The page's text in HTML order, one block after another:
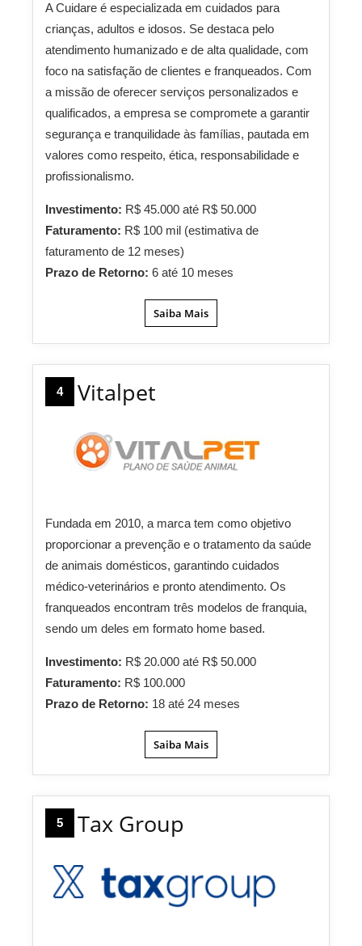
A Cuidare é especializada em cuidados para
crianças, adultos e idosos. Se destaca pelo
atendimento humanizado e de alta qualidade, com
foco na satisfação de clientes e franqueados. Com
a missão de oferecer serviços personalizados e
qualificados, a empresa se compromete a garantir
segurança e tranquilidade às famílias, pautada em
valores como respeito, ética, responsabilidade e
profissionalismo.
Investimento: R$ 45.000 até R$ 50.000
Faturamento: R$ 100 mil (estimativa de
faturamento de 12 meses)
Prazo de Retorno: 6 até 10 meses
Saiba Mais
4 Vitalpet
Fundada em 2010, a marca tem como objetivo
proporcionar a prevenção e o tratamento da saúde
de animais domésticos, garantindo cuidados
médico-veterinários e pronto atendimento. Os
franqueados encontram três modelos de franquia,
sendo um deles em formato home based.
Investimento: R$ 20.000 até R$ 50.000
Faturamento: R$ 100.000
Prazo de Retorno: 18 até 24 meses
Saiba Mais
5 Tax Group